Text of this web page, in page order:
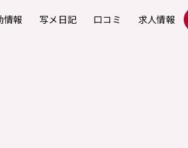
情報 写メ日記 口コミ 求人情報